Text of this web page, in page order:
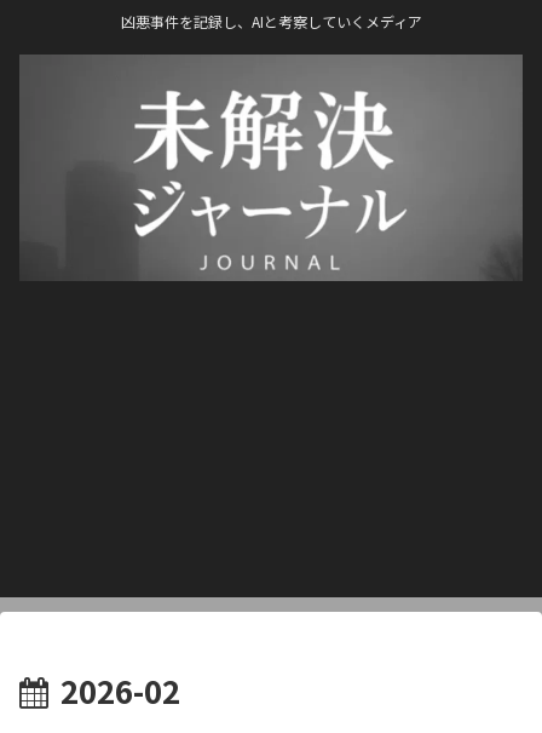
凶悪事件を記録し、AIと考察していくメディア
2026-02